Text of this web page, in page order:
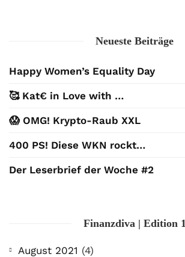
Neueste Beiträge
Happy Women’s Equality Day
🥰 Kat€ in Love with …
😱 OMG! Krypto-Raub XXL
400 PS! Diese WKN rockt…
Der Leserbrief der Woche #2
Finanzdiva | Edition 1
August 2021 (4)